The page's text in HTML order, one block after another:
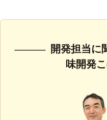
開発担当に
味開発